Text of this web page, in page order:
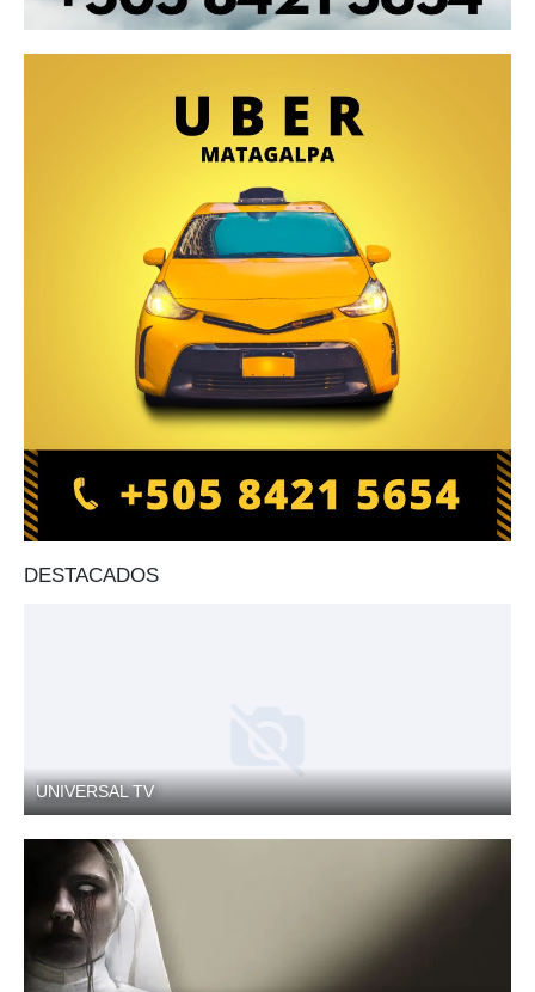
DESTACADOS
UNIVERSAL TV
TV EN VIVO